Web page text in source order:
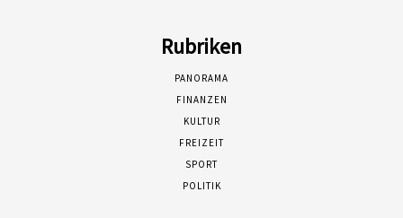
Rubriken
PANORAMA
FINANZEN
KULTUR
FREIZEIT
SPORT
POLITIK